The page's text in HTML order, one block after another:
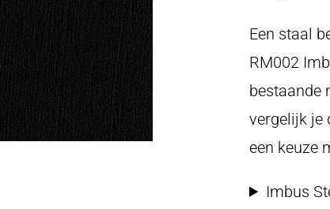
Een staal
RM002
bestaande
vergelijk je
een keuze
Imbus